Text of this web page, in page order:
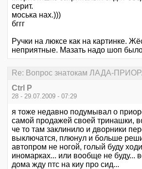
серит.
моська нах.)))
бггг
Ручки на люксе как на картинке.
неприятные. Мазать надо шоп
Re: Вопрос знатокам ЛАДА-
Ctrl P
28 - 29.07.2009 - 07:29
я тоже недавно подумывал о
самой продажей своей тринашки,
че то там заклинило и дворники
выключатся, плюнул и больше
автопром не ногой, голый буду
иномарках... или вообще не буду...
дома жду птс на киу про сид...